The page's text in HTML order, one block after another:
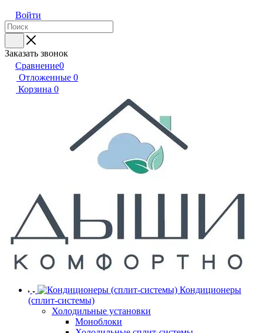
Войти
Заказать звонок
Сравнение0
Отложенные 0
Корзина 0
Кондиционеры
(сплит-системы)
Холодильные установки
Моноблоки